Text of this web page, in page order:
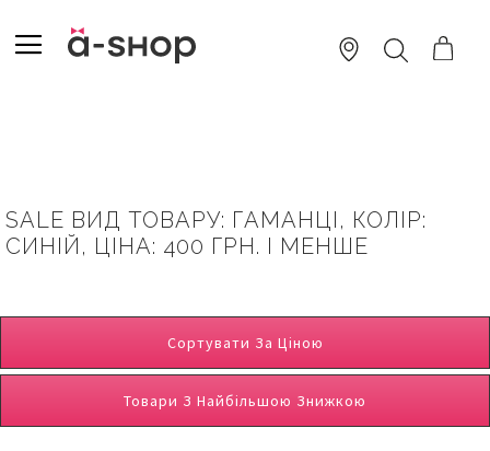
TO
CONTENT
ПОШУК
SALE ВИД ТОВАРУ: ГАМАНЦІ, КОЛІР:
СИНІЙ, ЦІНА: 400 ГРН. І МЕНШЕ
Сортувати За Ціною
Товари З Найбільшою Знижкою